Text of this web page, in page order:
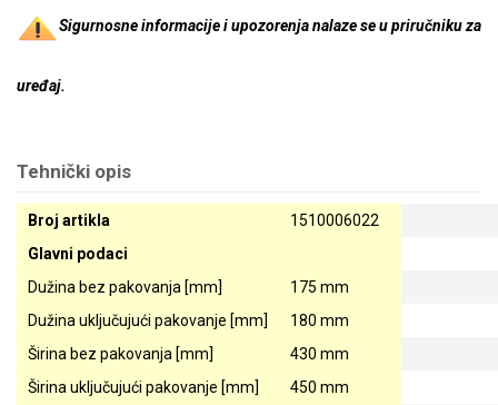
Sigurnosne informacije i upozorenja nalaze se u priručniku za
uređaj.
Tehnički opis
Broj artikla
1510006022
Glavni podaci
Dužina bez pakovanja [mm]
175 mm
Dužina uključujući pakovanje [mm]
180 mm
Širina bez pakovanja [mm]
430 mm
Širina uključujući pakovanje [mm]
450 mm